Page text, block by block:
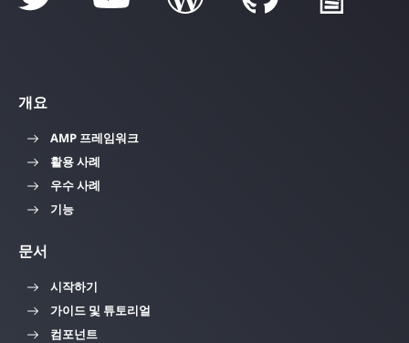
개요
AMP 프레임워크
활용 사례
우수 사례
기능
문서
시작하기
가이드 및 튜토리얼
컴포넌트